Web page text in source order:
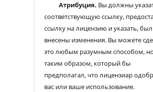
Атрибуция. Вы должны
соответствующую ссылку,
ссылку на лицензию и указать,
внесены изменения. Вы можете
это любым разумным способом,
таким образом, который бы
предполагал, что лицензиар
вас или ваше использование.